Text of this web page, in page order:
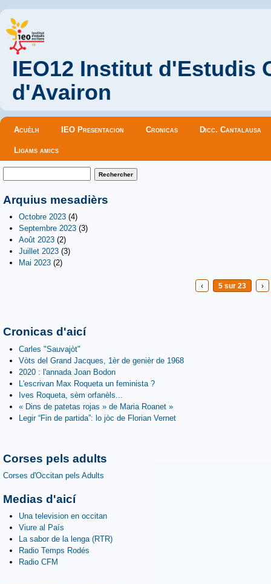
IEO12 Institut d'Estudis
d'Avairon
Menu principal
Acuèlh IEO Presentacion Cronicas Dicc. Cantalausa
Ligams amics
Formulaire de recherche
Arquius mesadièrs
Octobre 2023 (4)
Septembre 2023 (3)
Août 2023 (2)
Juillet 2023 (3)
Mai 2023 (2)
‹ 5 sur 23 ›
Cronicas d'aicí
Carles "Sauvajòt"
Vòts del Grand Jacques, 1èr de genièr de 1968
2020 : l'annada Joan Bodon
L'escrivan Max Roqueta un feminista ?
Ives Roqueta, sèm orfanèls...
« Dins de patetas rojas » de Maria Roanet »
Legir “Fin de partida”: lo jòc de Florian Vernet
Corses pels adults
Corses d'Occitan pels Adults
Medias d'aicí
Una television en occitan
Viure al País
La sabor de la lenga (RTR)
Radio Temps Rodés
Radio CFM